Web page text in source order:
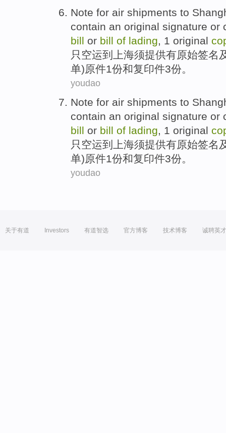
Note for air shipments to
contain an original signature or
bill or bill of lading, 1 original
只 空运到 上海须提供有原始签名
单)原件1份和复印件3份。
youdao
Note for air shipments to
contain an original signature or
bill or bill of lading, 1 original
只 空运到 上海须提供有原始签名
单)原件1份和复印件3份。
youdao
关于有道 Investors 有道智选 官方博客 技术博客 诚聘英才